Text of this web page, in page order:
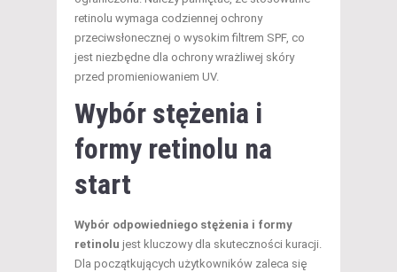
retinolu wymaga codziennej ochrony
przeciwsłonecznej o wysokim filtrem SPF, co
jest niezbędne dla ochrony wrażliwej skóry
przed promieniowaniem UV.
Wybór stężenia i
formy retinolu na
start
Wybór odpowiedniego stężenia i formy
retinolu jest kluczowy dla skuteczności kuracji.
Dla początkujących użytkowników zaleca się